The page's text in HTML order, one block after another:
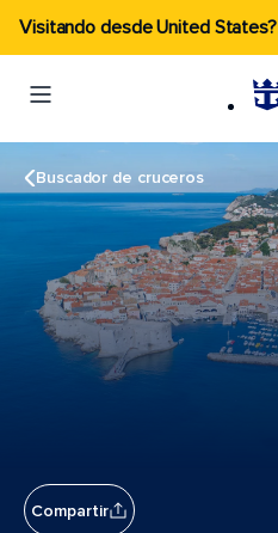
Visitando desde United States?
Buscador de cruceros
Compartir